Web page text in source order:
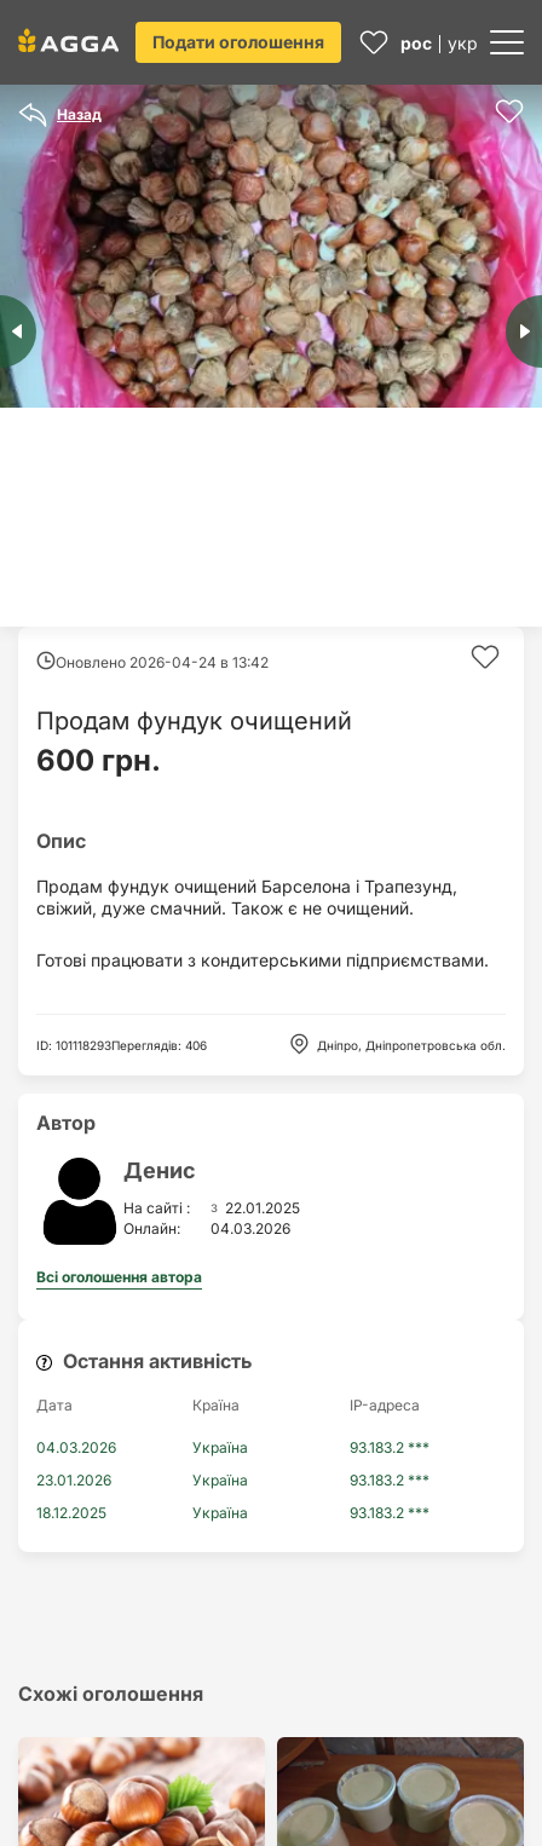
Подати оголошення рос укр
Назад
Оновлено 2026-04-24 в 13:42
Продам фундук очищений
600 грн.
Продам фундук очищений Барселона і Трапезунд,
свіжий, дуже смачний. Також є не очищений.
Готові працювати з кондитерськими підприємствами.
ID: 101118293Переглядів: 406 Дніпро, Дніпропетровська обл.
Автор
Денис
На сайті : з 22.01.2025
Онлайн:
04.03.2026
Всі оголошення автора
Остання активність
Дата Країна IP-адреса
04.03.2026 Україна
93.183.2 ***
23.01.2026
Україна
93.183.2 ***
18.12.2025
Україна 93.183.2 ***
Схожі оголошення